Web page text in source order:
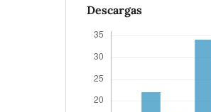
Descargas